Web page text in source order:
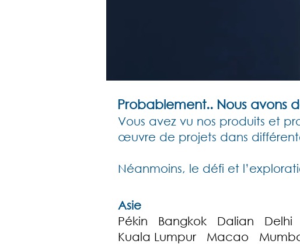
Probablement.. Nous avons
Vous avez vu nos produits et
œuvre de projets dans
Néanmoins, le défi et
Asie
Pékin Bangkok Dalian Delhi
Kuala Lumpur Macao